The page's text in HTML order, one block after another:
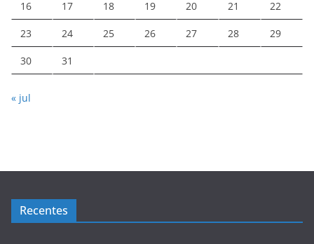
16 17 18 19 20 21 22
23 24 25 26 27 28 29
30 31
« jul
Recentes